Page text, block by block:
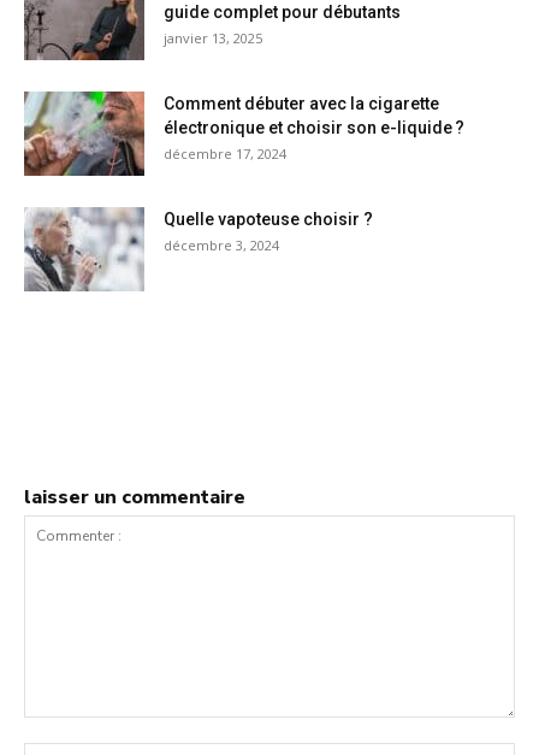
guide complet pour débutants
janvier 13, 2025
Comment débuter avec la cigarette
électronique et choisir son e-liquide ?
décembre 17, 2024
Quelle vapoteuse choisir ?
décembre 3, 2024
laisser un commentaire